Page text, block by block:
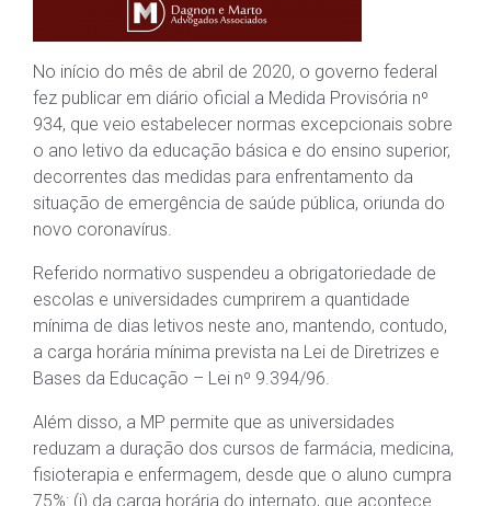
No início do mês de abril de 2020, o governo federal
fez publicar em diário oficial a Medida Provisória nº
934, que veio estabelecer normas excepcionais sobre
o ano letivo da educação básica e do ensino superior,
decorrentes das medidas para enfrentamento da
situação de emergência de saúde pública, oriunda do
novo coronavírus.
Referido normativo suspendeu a obrigatoriedade de
escolas e universidades cumprirem a quantidade
mínima de dias letivos neste ano, mantendo, contudo,
a carga horária mínima prevista na Lei de Diretrizes e
Bases da Educação – Lei nº 9.394/96.
Além disso, a MP permite que as universidades
reduzam a duração dos cursos de farmácia, medicina,
fisioterapia e enfermagem, desde que o aluno cumpra
75%: (i) da carga horária do internato, que acontece